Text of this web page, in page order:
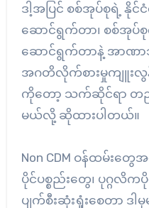
ဒါ့အပြင် စစ်အုပ်စုရဲ့ နိုင်ငံ
ဆောင်ရွက်တာ၊ စစ်အုပ်စု
ဆောင်ရွက်တာနဲ့ အာဏ
အဂတိလိုက်စားမှုကျူးလွန်
ကိုတော့ သက်ဆိုင်ရာ တ
မယ်လို့ ဆိုထားပါတယ်။
Non CDM ဝန်ထမ်းတွေ
ပိုင်ပစ္စည်းတွေ၊ ပုဂ္ဂလိ
ပျက်စီးဆုံးရှုံးစေတာ ဒ